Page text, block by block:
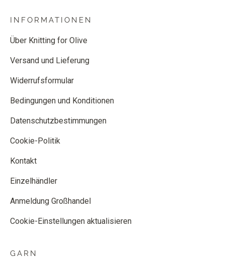
INFORMATIONEN
Über Knitting for Olive
Versand und Lieferung
Widerrufsformular
Bedingungen und Konditionen
Datenschutzbestimmungen
Cookie-Politik
Kontakt
Einzelhändler
Anmeldung Großhandel
Cookie-Einstellungen aktualisieren
GARN